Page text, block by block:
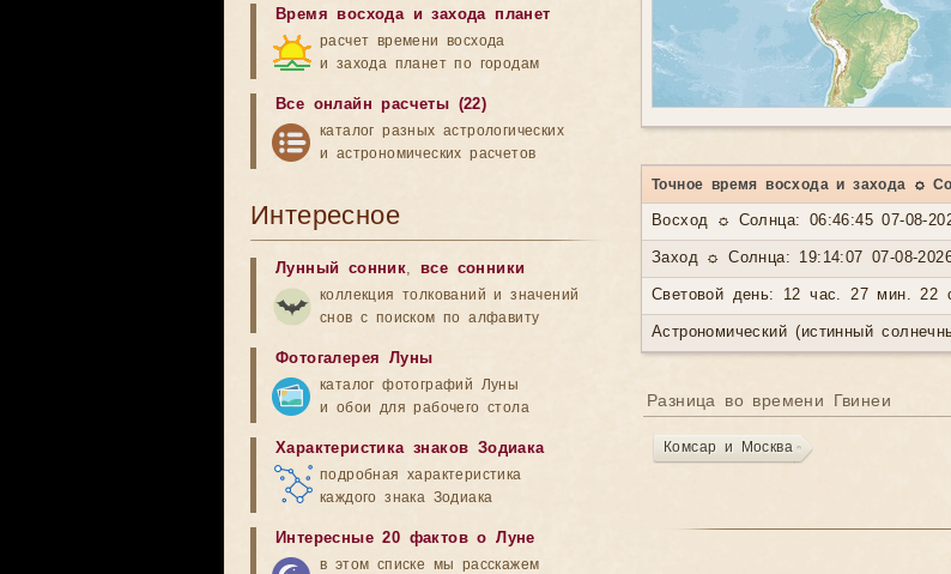
Точное время восхода и захода ☼
Восход ☼ Солнца: 06:46:45 07-08-
Заход ☼ Солнца: 19:14:07 07-08-
Световой день: 12 час. 27 мин. 22
Астрономический (истинный
Разница во времени Гвинеи
Комсар и Москва
Время восхода и захода планет
расчет времени восхода
и захода планет по городам
Все онлайн расчеты (22)
каталог разных астрологических
и астрономических расчетов
Интересное
Лунный сонник, все сонники
коллекция толкований и значений
снов с поиском по алфавиту
Фотогалерея Луны
каталог фотографий Луны
и обои для рабочего стола
Характеристика знаков Зодиака
подробная характеристика
каждого знака Зодиака
Интересные 20 фактов о Луне
в этом списке мы расскажем